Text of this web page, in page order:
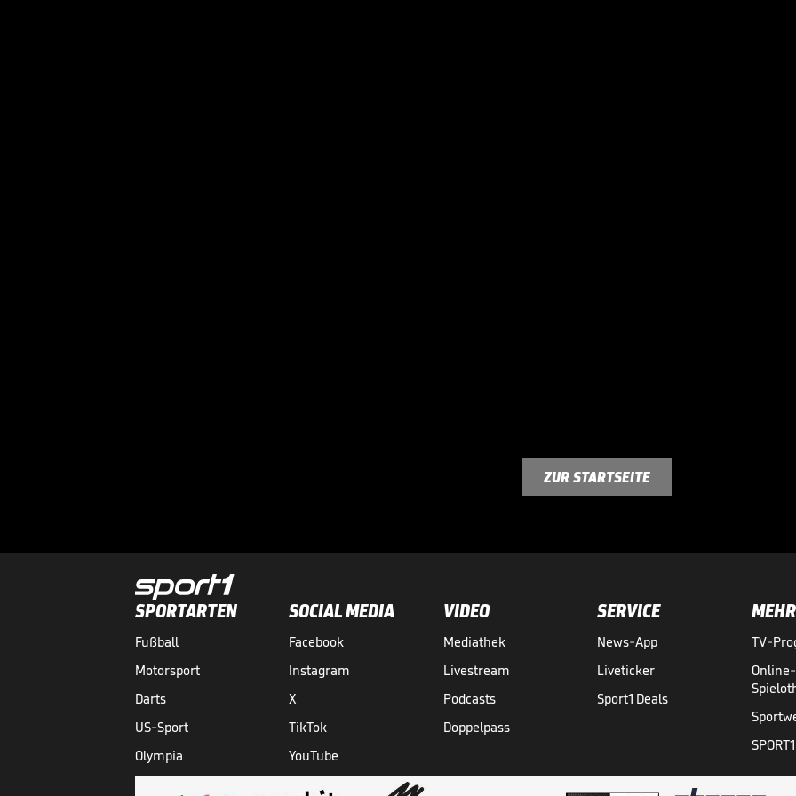
ZUR STARTSEITE
SPORTARTEN
Fußball
Motorsport
Darts
US-Sport
Olympia
SOCIAL MEDIA
Facebook
Instagram
X
TikTok
YouTube
VIDEO
Mediathek
Livestream
Podcasts
Doppelpass
SERVICE
News-App
Liveticker
Sport1 Deals
MEHR
TV-